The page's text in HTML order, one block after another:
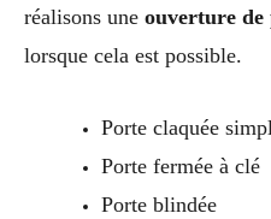
réalisons une ouverture
lorsque cela est possible.
Porte claquée
Porte fermée à clé
Porte blindée